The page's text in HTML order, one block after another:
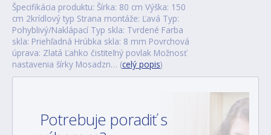
Špecifikácia produktu: Šírka: 80 cm Výška: 150
cm 2krídlový typ Strana montáže: Ľavá Typ:
Pohyblivý/Naklápací Typ skla: Tvrdené Farba
skla: Priehľadná Hrúbka skla: 8 mm Povrchová
úprava: Zlatá Ľahko čistiteľný povlak Možnosť
nastavenia šírky Mosadzn… (celý popis)
Potrebuje poradiť s